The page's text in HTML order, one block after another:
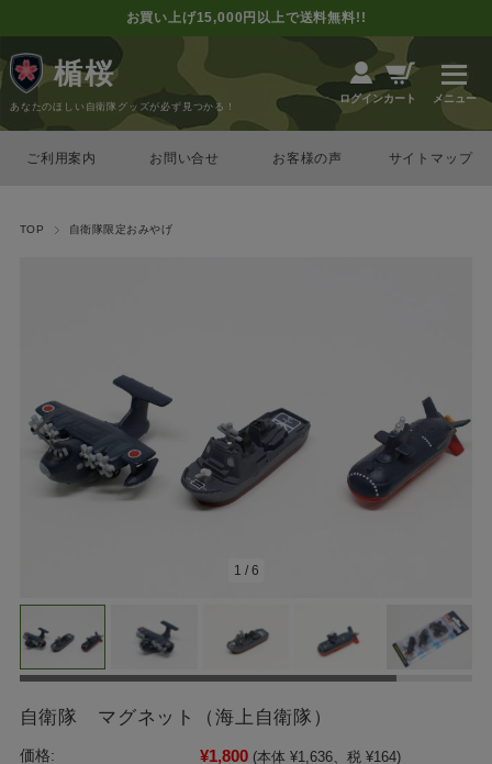
お買い上げ15,000円以上で送料無料!!
楯桜
あなたのほしい自衛隊グッズが必ず見つかる！
ログインカート
ご利用案内 お問い合せ お客様の声 サイトマップ
TOP 自衛隊限定おみやげ
1 / 6
自衛隊 マグネット（海上自衛隊）
価格: ¥1,800 (本体 ¥1,636、税 ¥164)